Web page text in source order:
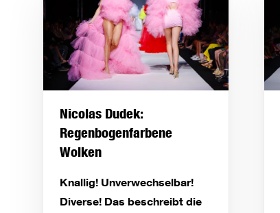
Nicolas Dudek:
Regenbogenfarbene
Wolken
Knallig! Unverwechselbar!
Diverse! Das beschreibt die